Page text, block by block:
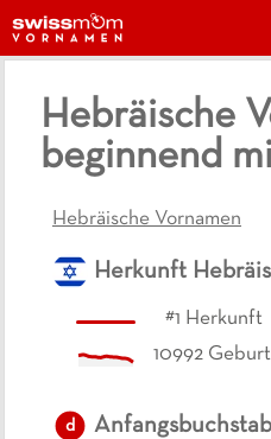
Hebräische
beginnend
Hebräische Vornamen
Herkunft
#1 Herkunft
10992
d